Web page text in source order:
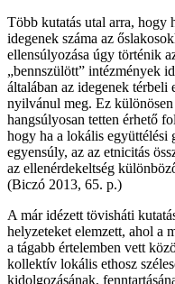
Több kutatás utal arra, hogy
idegenek száma az
ellensúlyozása úgy történik
„bennszülött” intézmények
általában az idegenek
nyilvánul meg. Ez
hangsúlyosan tetten érhető
hogy ha a lokális együttélési
egyensúly, az az etnicitás
az ellenérdekeltség
(Biczó 2013, 65. p.)
A már idézett tövisháti
helyzeteket elemzett, ahol a
a tágabb értelemben vett
kollektív lokális ethosz
kidolgozásának,